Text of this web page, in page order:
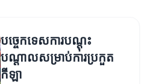
បច្ចេកទេសការបណ្តុះ
បណ្តាលសម្រាប់ការប្រកួត
កីឡា